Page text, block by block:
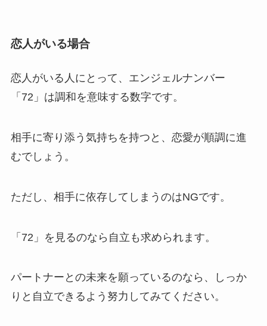
恋人がいる場合
恋人がいる人にとって、エンジェルナンバー
「72」は調和を意味する数字です。
相手に寄り添う気持ちを持つと、恋愛が順調に進
むでしょう。
ただし、相手に依存してしまうのはNGです。
「72」を見るのなら自立も求められます。
パートナーとの未来を願っているのなら、しっか
りと自立できるよう努力してみてください。